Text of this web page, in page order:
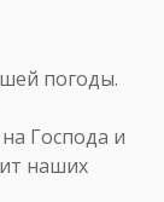
погоды.
Господа и
наших